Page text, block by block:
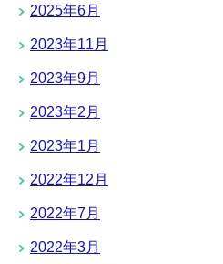
2025年6月
2023年11月
2023年9月
2023年2月
2023年1月
2022年12月
2022年7月
2022年3月